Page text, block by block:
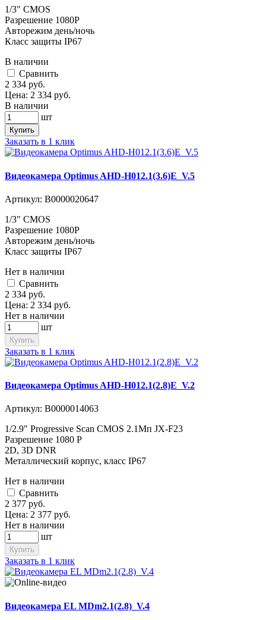
1/3" CMOS
Разрешение 1080P
Авторежим день/ночь
Класс защиты IP67
В наличии
Cравнить
2 334 руб.
Цена: 2 334 руб.
В наличии
шт
Купить
Заказать в 1 клик
Видеокамера Optimus AHD-H012.1(3.6)E_V.5
Артикул: В0000020647
1/3" CMOS
Разрешение 1080P
Авторежим день/ночь
Класс защиты IP67
Нет в наличии
Cравнить
2 334 руб.
Цена: 2 334 руб.
Нет в наличии
шт
Купить
Заказать в 1 клик
Видеокамера Optimus AHD-H012.1(2.8)E_V.2
Артикул: В0000014063
1/2.9" Progressive Scan CMOS 2.1Мп JX-F23
Разрешение 1080 P
2D, 3D DNR
Металлический корпус, класс IP67
Нет в наличии
Cравнить
2 377 руб.
Цена: 2 377 руб.
Нет в наличии
шт
Купить
Заказать в 1 клик
Видеокамера EL MDm2.1(2.8)_V.4